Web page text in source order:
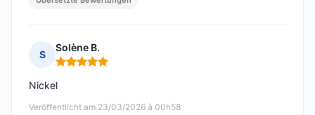
S
Solène B.
Hinweis: 5 von 5
Veröffentlicht am 23/03/2026 à 00h58
Nickel